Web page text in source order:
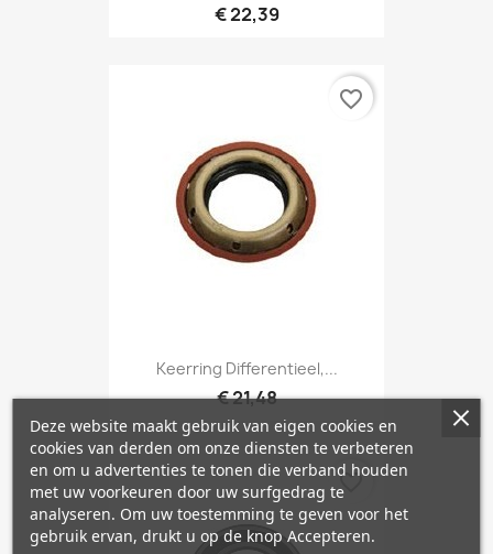
€ 22,39
Keerring Differentieel,...
€ 21,48
favorite_border
favorite_border
Deze website maakt gebruik van eigen cookies en
cookies van derden om onze diensten te verbeteren
en om u advertenties te tonen die verband houden
met uw voorkeuren door uw surfgedrag te
analyseren. Om uw toestemming te geven voor het
gebruik ervan, drukt u op de knop Accepteren.